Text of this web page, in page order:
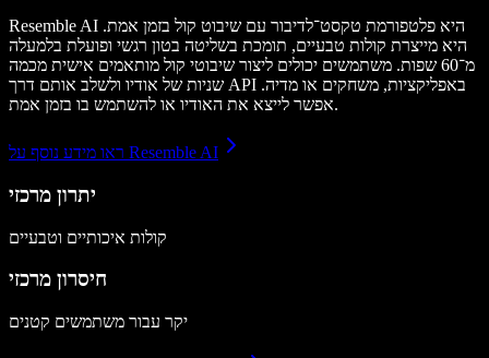
Resemble AI היא פלטפורמת טקסט־לדיבור עם שיבוט קול בזמן אמת.
היא מייצרת קולות טבעיים, תומכת בשליטה בטון רגשי ופועלת בלמעלה
מ־60 שפות. משתמשים יכולים ליצור שיבוטי קול מותאמים אישית מכמה
שניות של אודיו ולשלב אותם דרך API באפליקציות, משחקים או מדיה.
אפשר לייצא את האודיו או להשתמש בו בזמן אמת.
ראו מידע נוסף על Resemble AI
יתרון מרכזי
קולות איכותיים וטבעיים
חיסרון מרכזי
יקר עבור משתמשים קטנים